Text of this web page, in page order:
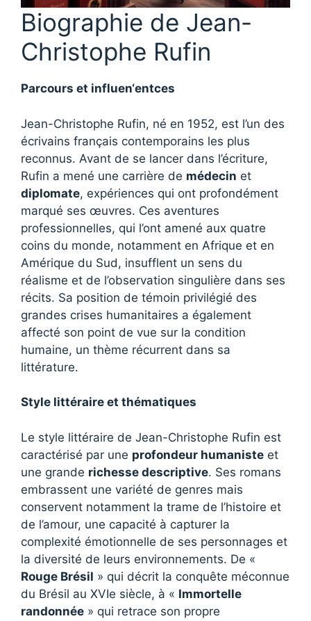
Biographie de Jean-
Christophe Rufin
Parcours et influen‘entces
Jean-Christophe Rufin, né en 1952, est l’un des
écrivains français contemporains les plus
reconnus. Avant de se lancer dans l’écriture,
Rufin a mené une carrière de médecin et
diplomate, expériences qui ont profondément
marqué ses œuvres. Ces aventures
professionnelles, qui l’ont amené aux quatre
coins du monde, notamment en Afrique et en
Amérique du Sud, insufflent un sens du
réalisme et de l’observation singulière dans ses
récits. Sa position de témoin privilégié des
grandes crises humanitaires a également
affecté son point de vue sur la condition
humaine, un thème récurrent dans sa
littérature.
Style littéraire et thématiques
Le style littéraire de Jean-Christophe Rufin est
caractérisé par une profondeur humaniste et
une grande richesse descriptive. Ses romans
embrassent une variété de genres mais
conservent notamment la trame de l’histoire et
de l’amour, une capacité à capturer la
complexité émotionnelle de ses personnages et
la diversité de leurs environnements. De «
Rouge Brésil » qui décrit la conquête méconnue
du Brésil au XVIe siècle, à « Immortelle
randonnée » qui retrace son propre